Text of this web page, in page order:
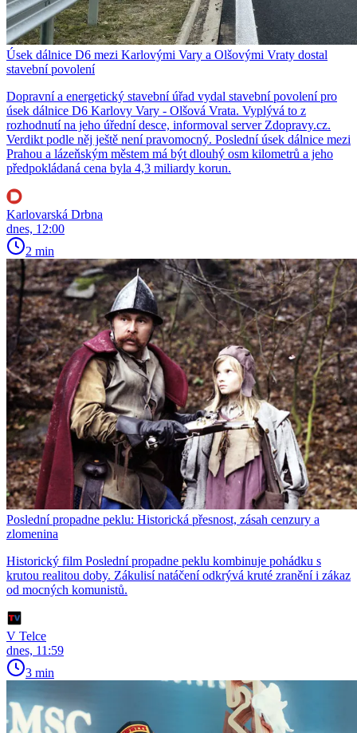
Úsek dálnice D6 mezi Karlovými Vary a Olšovými Vraty dostal
stavební povolení
Dopravní a energetický stavební úřad vydal stavební povolení pro
úsek dálnice D6 Karlovy Vary - Olšová Vrata. Vyplývá to z
rozhodnutí na jeho úřední desce, informoval server Zdopravy.cz.
Verdikt podle něj ještě není pravomocný. Poslední úsek dálnice mezi
Prahou a lázeňským městem má být dlouhý osm kilometrů a jeho
předpokládaná cena byla 4,3 miliardy korun.
Karlovarská Drbna
dnes, 12:00
2 min
Poslední propadne peklu: Historická přesnost, zásah cenzury a
zlomenina
Historický film Poslední propadne peklu kombinuje pohádku s
krutou realitou doby. Zákulisí natáčení odkrývá kruté zranění i zákaz
od mocných komunistů.
V Telce
dnes, 11:59
3 min